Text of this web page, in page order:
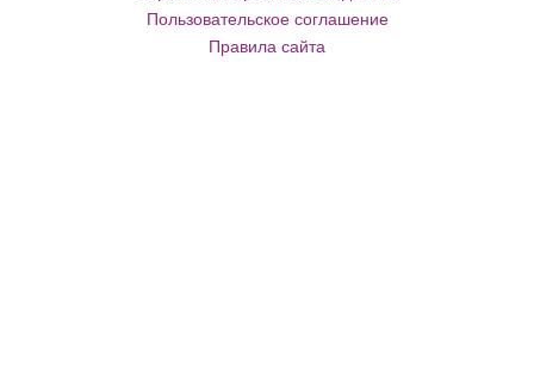
Пользовательское соглашение
Правила сайта